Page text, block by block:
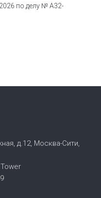
по делу № А32-
д.12, Москва-Сити,